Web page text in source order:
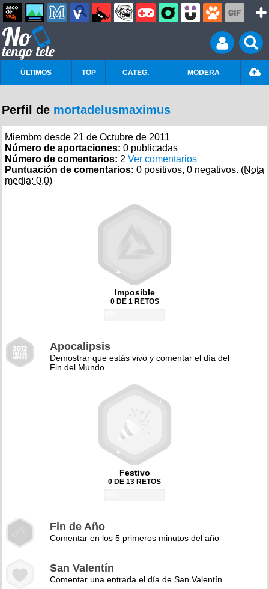
ÚLTIMOS TOP CATEG. MODERA
Perfil de mortadelusmaximus
Miembro desde 21 de Octubre de 2011
Número de aportaciones: 0 publicadas
Número de comentarios: 2 Ver comentarios
Puntuación de comentarios: 0 positivos, 0 negativos. (Nota
media: 0,0)
Imposible
0 DE 1 RETOS
Apocalipsis
Demostrar que estás vivo y comentar el día del
Fin del Mundo
Festivo
0 DE 13 RETOS
Fin de Año
Comentar en los 5 primeros minutos del año
San Valentín
Comentar una entrada el día de San Valentín